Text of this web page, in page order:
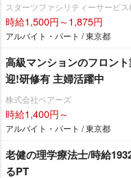
スターツファシリティーサービ
時給1,500円～1,875円
アルバイト・パート / 東京都
⾼級マンションのフロン
迎!研修有 主婦活躍中
株式会社ベアーズ
時給1,400円～
アルバイト・パート / 東京都
老健の理学療法士/時給
るPT